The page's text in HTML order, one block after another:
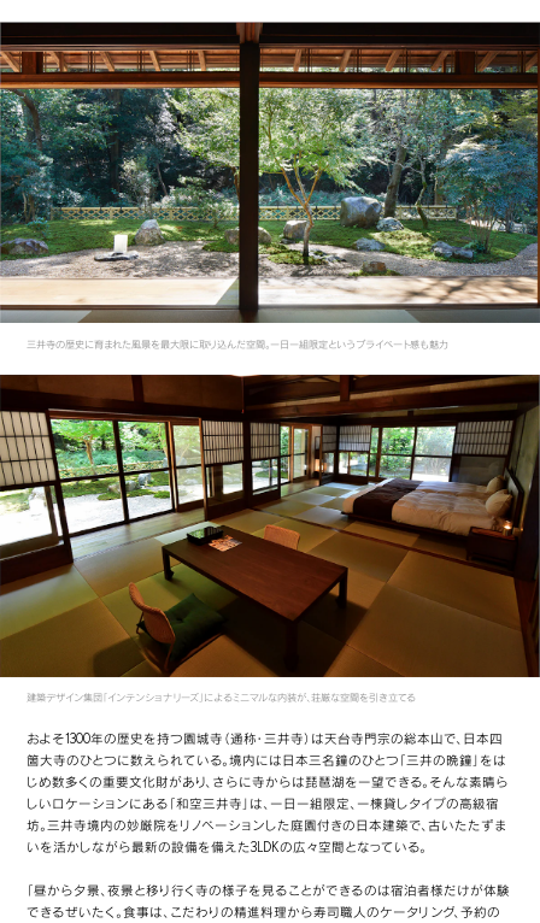
三井寺の歴史に育まれた風景を最大限に取り込んだ空間。一日一組限定というプライベート感も魅力
建築デザイン集団「インテンショナリーズ」によるミニマルな内装が、荘厳な空間を引き立てる
およそ1300年の歴史を持つ園城寺（通称・三井寺）は天台寺門宗の総本山で、日本四
箇大寺のひとつに数えられている。境内には日本三名鐘のひとつ「三井の晩鐘」をは
じめ数多くの重要文化財があり、さらに寺からは琵琶湖を一望できる。そんな素晴ら
しいロケーションにある「和空三井寺」は、一日一組限定、一棟貸しタイプの高級宿
坊。三井寺境内の妙厳院をリノベーションした庭園付きの日本建築で、古いたたずま
いを活かしながら最新の設備を備えた3LDKの広々空間となっている。
「昼から夕景、夜景と移り行く寺の様子を見ることができるのは宿泊者様だけが体験
できるぜいたく。食事は、こだわりの精進料理から寿司職人のケータリング、予約の